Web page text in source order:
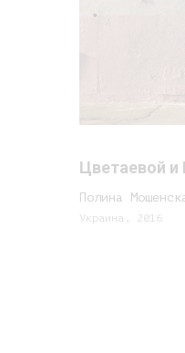
Цветаевой и
Полина
Украина, 2016